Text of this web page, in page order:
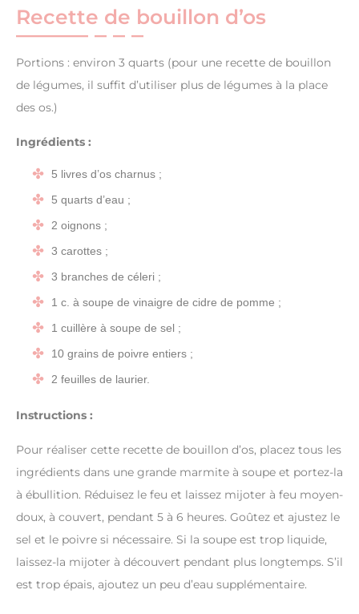
Recette de bouillon d’os
Portions : environ 3 quarts (pour une recette de bouillon
de légumes, il suffit d’utiliser plus de légumes à la place
des os.)
Ingrédients :
5 livres d’os charnus ;
5 quarts d’eau ;
2 oignons ;
3 carottes ;
3 branches de céleri ;
1 c. à soupe de vinaigre de cidre de pomme ;
1 cuillère à soupe de sel ;
10 grains de poivre entiers ;
2 feuilles de laurier.
Instructions :
Pour réaliser cette recette de bouillon d’os, placez tous les
ingrédients dans une grande marmite à soupe et portez-la
à ébullition. Réduisez le feu et laissez mijoter à feu moyen-
doux, à couvert, pendant 5 à 6 heures. Goûtez et ajustez le
sel et le poivre si nécessaire. Si la soupe est trop liquide,
laissez-la mijoter à découvert pendant plus longtemps. S’il
est trop épais, ajoutez un peu d’eau supplémentaire.